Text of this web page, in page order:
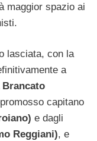
maggior spazio ai
lasciata, con la
a
Brancato
capitano
e dagli
Reggiani), e